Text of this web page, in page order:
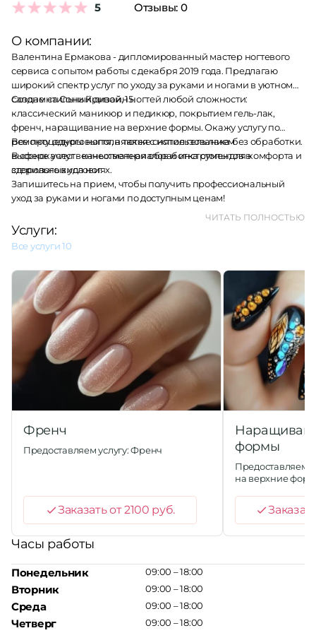
5 Отзывы: 0
О компании:
Валентина Ермакова - дипломированный мастер ногтевого
сервиса с опытом работы с декабря 2019 года. Предлагаю
широкий спектр услуг по уходу за руками и ногами в уютном
салоне на Сони Кривой, 15.
Создам стильный дизайн ногтей любой сложности:
классический маникюр и педикюр, покрытием гель-лак,
френч, наращивание на верхние формы. Окажу услугу по
ремонту одного ногтя, а также снятие гель лака без обработки.
В сфере услуг - качественная обработка стопы для комфорта и
здорового вида ног.
Все процедуры выполняются с использованием
высококачественных материалов и инструментов в
стерильных условиях.
Запишитесь на прием, чтобы получить профессиональный
уход за руками и ногами по доступным ценам!
ЧИТАТЬ ПОЛНОСТЬЮ
Услуги:
Все услуги10
Френч
Предоставляем услугу: Френч
Заказать от 2100 руб.
формы
Предоставляем
на верхние
Часы работы
Понедельник
Вторник
Среда
Четверг
09:00 – 18:00
09:00 – 18:00
09:00 – 18:00
09:00 – 18:00